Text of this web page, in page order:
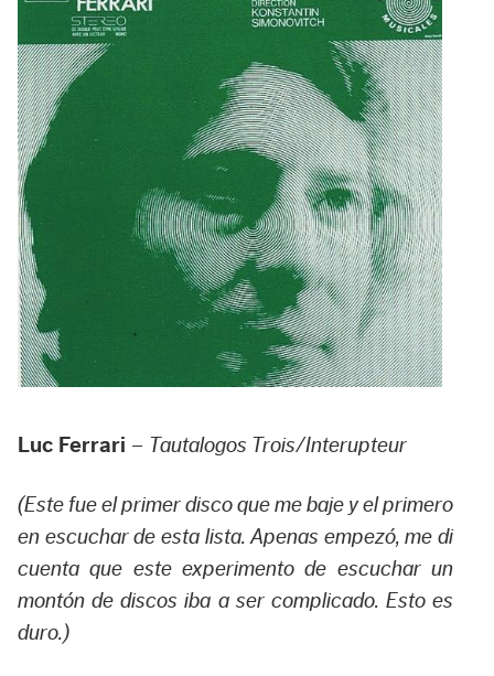
Luc Ferrari – Tautalogos Trois/Interupteur
(Este fue el primer disco que me baje y el primero
en escuchar de esta lista. Apenas empezó, me di
cuenta que este experimento de escuchar un
montón de discos iba a ser complicado. Esto es
duro.)